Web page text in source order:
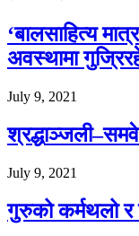
‘बालसाहित्य
अवस्थामा
July 9, 2021
July 9, 2021
गुरुको कर्मथलो र